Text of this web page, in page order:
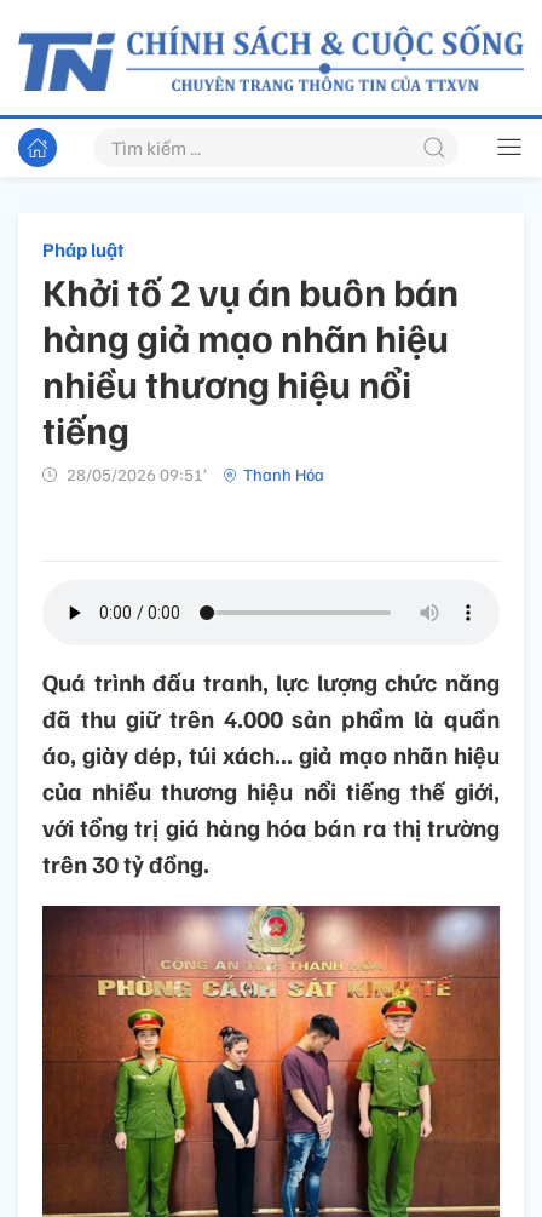
Pháp luật
Khởi tố 2 vụ án buôn bán
hàng giả mạo nhãn hiệu
nhiều thương hiệu nổi
tiếng
28/05/2026 09:51’ Thanh Hóa
Quá trình đấu tranh, lực lượng chức năng
đã thu giữ trên 4.000 sản phẩm là quần
áo, giày dép, túi xách... giả mạo nhãn hiệu
của nhiều thương hiệu nổi tiếng thế giới,
với tổng trị giá hàng hóa bán ra thị trường
trên 30 tỷ đồng.